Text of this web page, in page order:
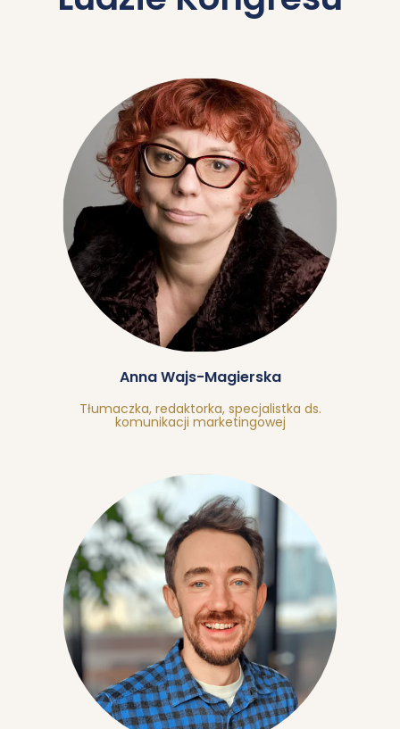
Anna Wajs-Magierska
Tłumaczka, redaktorka, specjalistka ds.
komunikacji marketingowej